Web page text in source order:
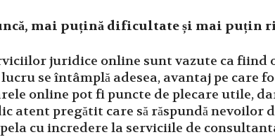
mai puțină dificultate și mai puțin
juridice online sunt vazute ca fiind
se întâmplă adesea, avantaj pe care
online pot fi puncte de plecare utile,
atent pregătit care să răspundă nevoilor
cu incredere la serviciile de